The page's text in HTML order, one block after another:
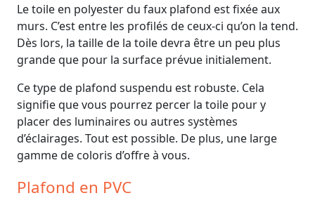
Le toile en polyester du faux plafond est fixée aux
murs. C’est entre les profilés de ceux-ci qu’on la tend.
Dès lors, la taille de la toile devra être un peu plus
grande que pour la surface prévue initialement.
Ce type de plafond suspendu est robuste. Cela
signifie que vous pourrez percer la toile pour y
placer des luminaires ou autres systèmes
d’éclairages. Tout est possible. De plus, une large
gamme de coloris d’offre à vous.
Plafond en PVC